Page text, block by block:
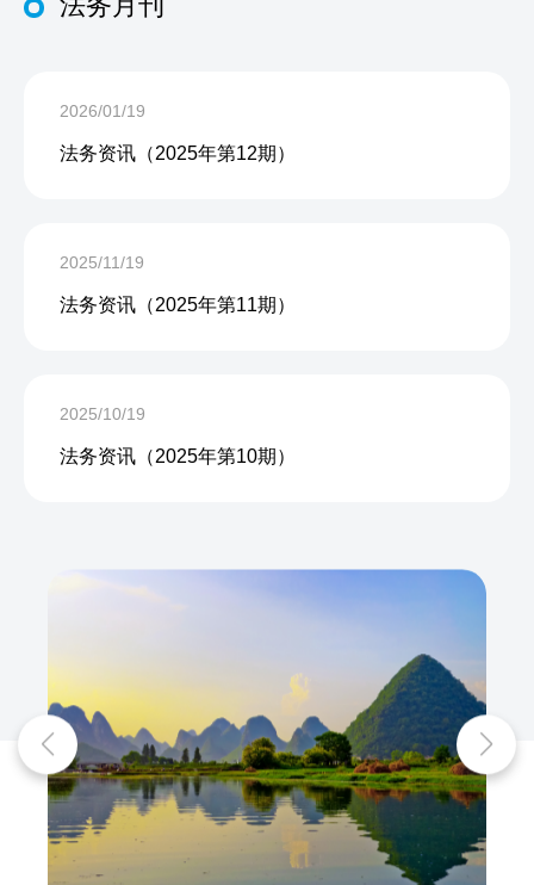
2026/01/19
法务资讯（2025年第12期）
2025/11/19
法务资讯（2025年第11期）
2025/10/19
法务资讯（2025年第10期）